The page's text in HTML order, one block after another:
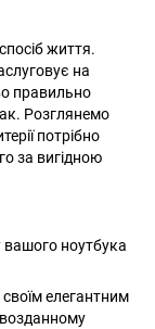
життя.
на
правильно
Розглянемо
потрібно
за вигідною
вашого ноутбука
елегантним